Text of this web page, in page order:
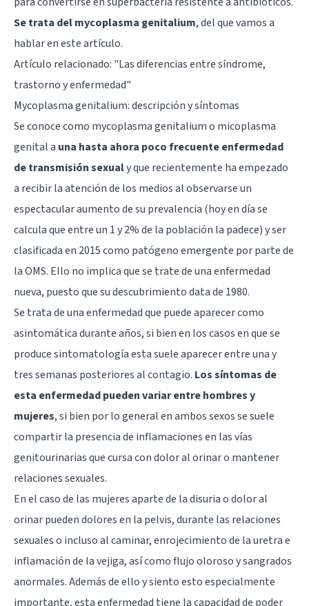
Se trata del mycoplasma genitalium, del que vamos a
hablar en este artículo.
Artículo relacionado: "Las diferencias entre síndrome,
trastorno y enfermedad"
Mycoplasma genitalium: descripción y síntomas
Se conoce como mycoplasma genitalium o micoplasma
genital a una hasta ahora poco frecuente enfermedad
de transmisión sexualy que recientemente ha empezado
a recibir la atención de los medios al observarse un
espectacular aumento de su prevalencia (hoy en día se
calcula que entre un 1 y 2% de la población la padece) y ser
clasificada en 2015 como patógeno emergente por parte de
la OMS. Ello no implica que se trate de una enfermedad
nueva, puesto que su descubrimiento data de 1980.
Se trata de una enfermedad que puede aparecer como
asintomática durante años, si bien en los casos en que se
produce sintomatología esta suele aparecer entre una y
tres semanas posteriores al contagio. Los síntomas de
esta enfermedad pueden variar entre hombres y
mujeres, si bien por lo general en ambos sexos se suele
compartir la presencia de inflamaciones en las vías
genitourinarias que cursa con dolor al orinar o mantener
relaciones sexuales.
En el caso de las mujeres aparte de la disuria o dolor al
orinar pueden dolores en la pelvis, durante las relaciones
sexuales o incluso al caminar, enrojecimiento de la uretra e
inflamación de la vejiga, así como flujo oloroso y sangrados
anormales. Además de ello y siento esto especialmente
importante, esta enfermedad tiene la capacidad de poder